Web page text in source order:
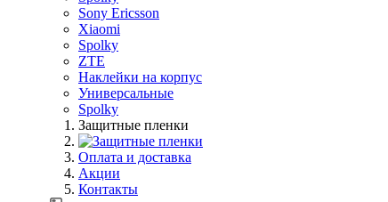
Sony Ericsson
Xiaomi
Spolky
ZTE
Наклейки на корпус
Универсальные
Spolky
Защитные пленки
Оплата и доставка
Акции
Контакты